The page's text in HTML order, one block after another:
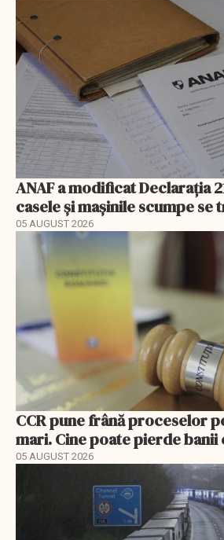
ANAF a modificat Declarația
casele și mașinile scumpe se
05 AUGUST 2026
CCR pune frână proceselor
mari. Cine poate pierde
05 AUGUST 2026